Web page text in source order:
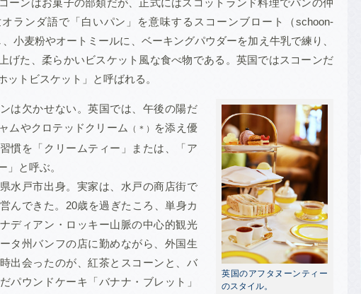
ーンはお菓子の部類だが、正式にはスコットランド料理でパンの仲
ランダ語で「白いパン」を意味するスコーンブロート（schoon-
小麦粉やオートミールに、ベーキングパウダーを加え牛乳で練り、
げた、柔らかいビスケット風な食べ物である。英国ではスコーンだ
ットビスケット」と呼ばれる。
英国のアフタヌーンティー
のスタイル。
は欠かせない。英国では、午後の陽だ
ムやクロテッドクリーム
（＊）
を添え優
慣を「クリームティー」または、「ア
」と呼ぶ。
水戸市出身。実家は、水戸の商店街で
んできた。20歳を過ぎたころ、単身カ
ディアン・ロッキー山脈の中心的観光
タ州バンフの店に勤めながら、外国生
出会ったのが、紅茶とスコーンと、バ
パウンドケーキ「バナナ・ブレット」